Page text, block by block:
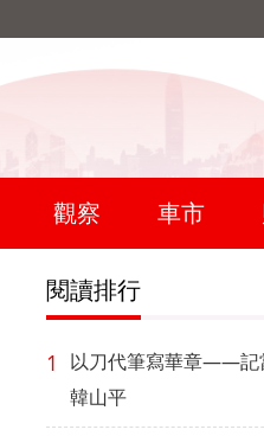
觀察 車市
閱讀排行
1
以刀代筆寫華章——記
韓山平